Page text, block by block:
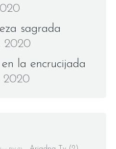
sagrada
2020
en la encrucijada
2020